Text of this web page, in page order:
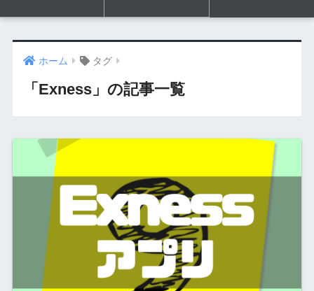
ホーム タグ
「Exness」の記事一覧